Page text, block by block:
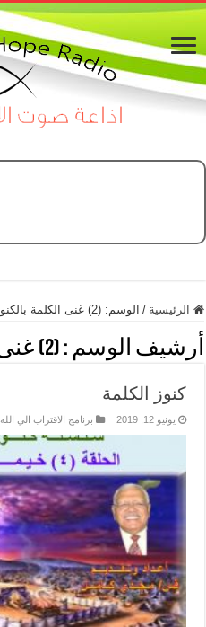
الرئيسية / الوسم: (2) غنى الكلمة بالكنوز
أرشيف الوسم : (2) غنى الكلمة بالكنوز
كنوز الكلمة
يونيو 12, 2019 برنامج الاقتراب الي الله